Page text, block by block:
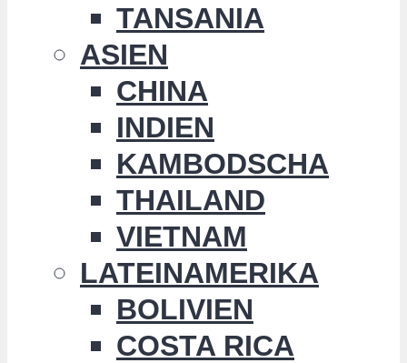
TANSANIA
ASIEN
CHINA
INDIEN
KAMBODSCHA
THAILAND
VIETNAM
LATEINAMERIKA
BOLIVIEN
COSTA RICA